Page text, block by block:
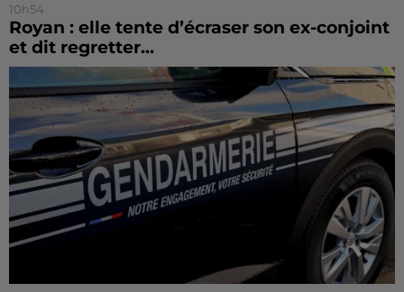
10h54
Royan : elle tente d’écraser son ex-conjoint
et dit regretter...